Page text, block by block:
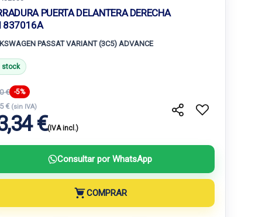
PUERTA DELANTERA DERECHA
PASSAT VARIANT (3C5) ADVANCE
stock
€ -5%
€ (sin IVA)
€(IVA incl.)
Consultar por WhatsApp
COMPRAR